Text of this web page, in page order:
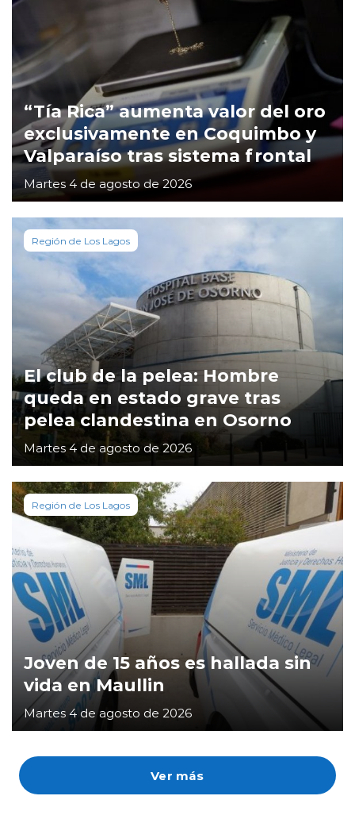
Ver más
“Tía Rica” aumenta valor del oro
exclusivamente en Coquimbo y
Valparaíso tras sistema frontal
Martes 4 de agosto de 2026
Región de Los Lagos
El club de la pelea: Hombre
queda en estado grave tras
pelea clandestina en Osorno
Martes 4 de agosto de 2026
Región de Los Lagos
Joven de 15 años es hallada sin
vida en Maullin
Martes 4 de agosto de 2026